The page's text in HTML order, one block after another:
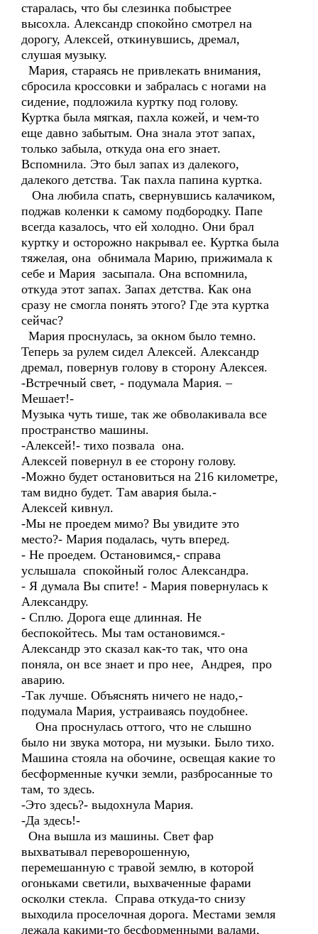
старалась, что бы слезинка побыстрее
высохла. Александр спокойно смотрел на
дорогу, Алексей, откинувшись, дремал,
слушая музыку.
Мария, стараясь не привлекать внимания,
сбросила кроссовки и забралась с ногами на
сидение, подложила куртку под голову.
Куртка была мягкая, пахла кожей, и чем-то
еще давно забытым. Она знала этот запах,
только забыла, откуда она его знает.
Вспомнила. Это был запах из далекого,
далекого детства. Так пахла папина куртка.
Она любила спать, свернувшись калачиком,
поджав коленки к самому подбородку. Папе
всегда казалось, что ей холодно. Они брал
куртку и осторожно накрывал ее. Куртка была
тяжелая, она обнимала Марию, прижимала к
себе и Мария засыпала. Она вспомнила,
откуда этот запах. Запах детства. Как она
сразу не смогла понять этого? Где эта куртка
сейчас?
Мария проснулась, за окном было темно.
Теперь за рулем сидел Алексей. Александр
дремал, повернув голову в сторону Алексея.
-Встречный свет, - подумала Мария. –
Мешает!-
Музыка чуть тише, так же обволакивала все
пространство машины.
-Алексей!- тихо позвала она.
Алексей повернул в ее сторону голову.
-Можно будет остановиться на 216 километре,
там видно будет. Там авария была.-
Алексей кивнул.
-Мы не проедем мимо? Вы увидите это
место?- Мария подалась, чуть вперед.
- Не проедем. Остановимся,- справа
услышала спокойный голос Александра.
- Я думала Вы спите! - Мария повернулась к
Александру.
- Сплю. Дорога еще длинная. Не
беспокойтесь. Мы там остановимся.-
Александр это сказал как-то так, что она
поняла, он все знает и про нее, Андрея, про
аварию.
-Так лучше. Объяснять ничего не надо,-
подумала Мария, устраиваясь поудобнее.
Она проснулась оттого, что не слышно
было ни звука мотора, ни музыки. Было тихо.
Машина стояла на обочине, освещая какие то
бесформенные кучки земли, разбросанные то
там, то здесь.
-Это здесь?- выдохнула Мария.
-Да здесь!-
Она вышла из машины. Свет фар
выхватывал переворошенную,
перемешанную с травой землю, в которой
огоньками светили, выхваченные фарами
осколки стекла. Справа откуда-то снизу
выходила проселочная дорога. Местами земля
лежала какими-то бесформенными валами,